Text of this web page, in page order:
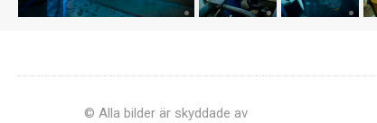
© Alla bilder är skyddade av